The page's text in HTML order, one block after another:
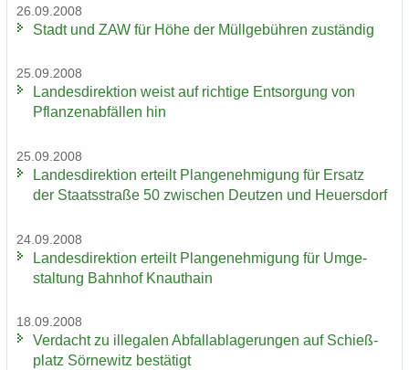
26.09.2008
Stadt und ZAW für Höhe der Müll­ge­büh­ren zu­stän­dig
25.09.2008
Lan­des­di­rek­ti­on weist auf rich­ti­ge Ent­sor­gung von
Pflan­zen­ab­fäl­len hin
25.09.2008
Lan­des­di­rek­ti­on er­teilt Plan­ge­neh­mi­gung für Er­satz
der Staats­stra­ße 50 zwi­schen Deut­zen und Heu­ers­dorf
24.09.2008
Lan­des­di­rek­ti­on er­teilt Plan­ge­neh­mi­gung für Um­ge­
stal­tung Bahn­hof Knaut­hain
18.09.2008
Ver­dacht zu il­le­ga­len Ab­fall­ab­la­ge­run­gen auf Schieß­
platz Sör­ne­witz be­stä­tigt